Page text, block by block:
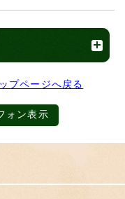
ップページへ戻る
ォン表示